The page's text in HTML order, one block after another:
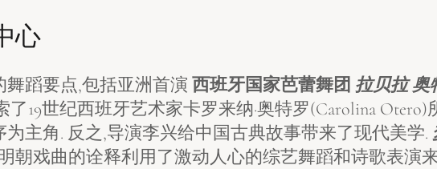
心
蹈要点,包括亚洲首演 西班牙国家芭蕾舞团 拉贝拉 奥
19世纪西班牙艺术家卡罗来纳·奥特罗(Carolina
主角. 反之,导演李兴给中国古典故事带来了现代美学.
朝戏曲的诠释利用了激动人心的综艺舞蹈和诗歌表演